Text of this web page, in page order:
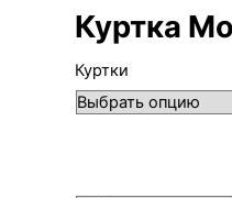
Куртка
Куртки